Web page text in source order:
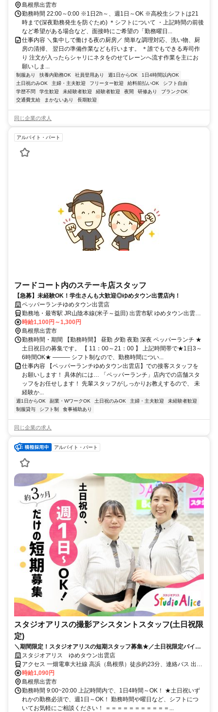
島根県出雲市
勤務時間 22:00～0:00 ※1日2h～、週1日～OK ※高校生シフトは21
時まで(深夜勤務発生を防ぐため) ＊シフトについて ・上記時間の前後
など希望がある場合など、面接時にご希望の「勤務曜日...
仕事内容 ＼集中して働ける夜の厨房／ 簡単な調理対応、洗い物、厨
房の清掃、 翌日の準備作業なども行います。 ＊誰でもできる寿司作
り 注文が入ったらシャリにネタをのせてレーンへ流す作業を主にお
願いしま...
制服あり 扶養内勤務OK 社員登用あり 週1日からOK
1日4時間以内OK
土日祝のみOK
主婦・主夫歓迎 フリーター歓迎 給料前払いOK
シフト自由
学歴不問
学生歓迎 未経験者歓迎 経験者歓迎 夜間 研修あり
ブランクOK
交通費支給
まかないあり 長期歓迎
同じ企業の求人
アルバイト・パート
フードコート内のステーキ店スタッフ
【急募】未経験OK！学生さんも大歓迎◎ゆめタウン出雲店内！
ペッパーランチゆめタウン出雲店
勤務地・最寄駅 JR山陰本線(米子～益田) 出雲市駅 ゆめタウン出雲店
内★ マイカー通勤もOKです♪
時給1,100円～1,300円
島根県出雲市
勤務時間・期間 【勤務時間】 昼勤 夕勤 夜勤 深夜 ペッパーランチ ★
土日祝日の募集です。 【 11：00～21：00 】 上記時間帯で★1日3～
6時間OK★ ――― シフト制なので、勤務時間につい...
仕事内容 【ペッパーランチゆめタウン出雲店】での接客スタッフを
お願いします！ 具体的には… 「ペッパーランチ」店内での店舗スタ
ッフをお任せします！ 先輩スタッフがしっかりお教えするので、 未
経験か...
週1日からOK 副業・WワークOK 土日祝のみOK 主婦・主夫歓迎
未経験者歓迎
制服貸与
シフト制 食事補助あり
同じ企業の求人
アルバイト・パート
スタジオアリスの撮影アシスタントスタッフ(土日祝限
定)
＼期間限定！スタジオアリスの短期スタッフ募集★／土日祝限定バイト
◎週1日、1日4h～OK！
スタジオアリス ゆめタウン出雲店
アクセス 一畑電車大社線 高浜（島根県）徒歩約23分、連絡バス 出雲
市徒歩約25分、ＪＲ山陰本線 出雲市徒歩約25分 山陰本線 出雲市駅よ
りバス5分
時給1,090円
島根県出雲市
勤務時間 9:00~20:00 上記時間内で、1日4時間～OK！ ★土日祝いず
れかの勤務必須で、週1日～OK！ 勤務時間や曜日など、シフトにつ
いてお気軽にご相談ください！ ＝＝＝＝＝＝＝＝＝＝＝...